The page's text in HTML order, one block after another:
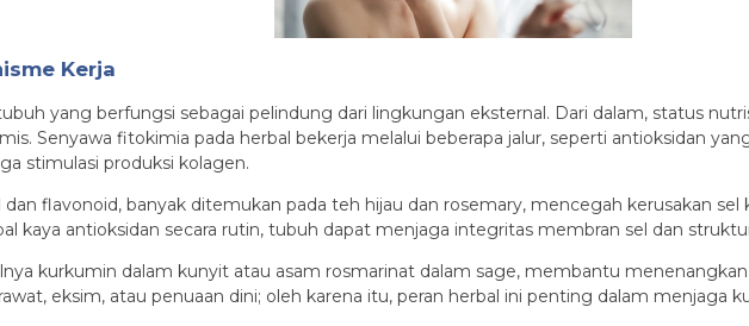
Kerja
yang berfungsi sebagai pelindung dari lingkungan eksternal. Dari dalam, status
Senyawa fitokimia pada herbal bekerja melalui beberapa jalur, seperti antioksidan
stimulasi produksi kolagen.
flavonoid, banyak ditemukan pada teh hijau dan rosemary, mencegah kerusakan sel
kaya antioksidan secara rutin, tubuh dapat menjaga integritas membran sel dan
kurkumin dalam kunyit atau asam rosmarinat dalam sage, membantu
eksim, atau penuaan dini; oleh karena itu, peran herbal ini penting dalam menjaga